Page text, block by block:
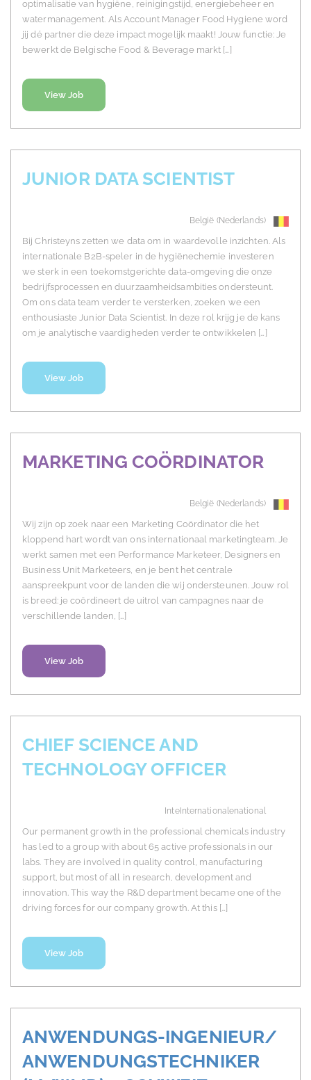
optimalisatie van hygiëne, reinigingstijd, energiebeheer en
watermanagement. Als Account Manager Food Hygiene word
jij dé partner die deze impact mogelijk maakt! Jouw functie: Je
bewerkt de Belgische Food & Beverage markt […]
View Job
JUNIOR DATA SCIENTIST
België (Nederlands)
Bij Christeyns zetten we data om in waardevolle inzichten. Als
internationale B2B-speler in de hygiënechemie investeren
we sterk in een toekomstgerichte data-omgeving die onze
bedrijfsprocessen en duurzaamheidsambities ondersteunt.
Om ons data team verder te versterken, zoeken we een
enthousiaste Junior Data Scientist. In deze rol krijg je de kans
om je analytische vaardigheden verder te ontwikkelen […]
View Job
MARKETING COÖRDINATOR
België (Nederlands)
Wij zijn op zoek naar een Marketing Coördinator die het
kloppend hart wordt van ons internationaal marketingteam. Je
werkt samen met een Performance Marketeer, Designers en
Business Unit Marketeers, en je bent het centrale
aanspreekpunt voor de landen die wij ondersteunen. Jouw rol
is breed: je coördineert de uitrol van campagnes naar de
verschillende landen, […]
View Job
CHIEF SCIENCE AND
TECHNOLOGY OFFICER
InteInternationalenational
Our permanent growth in the professional chemicals industry
has led to a group with about 65 active professionals in our
labs. They are involved in quality control, manufacturing
support, but most of all in research, development and
innovation. This way the R&D department became one of the
driving forces for our company growth. At this […]
View Job
ANWENDUNGS-INGENIEUR/
ANWENDUNGSTECHNIKER